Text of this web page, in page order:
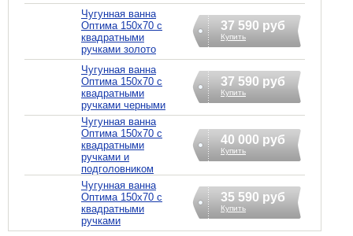
Чугунная ванна
Оптима 150х70 с
квадратными
ручками золото
37 590 руб
Купить
Чугунная ванна
Оптима 150х70 с
квадратными
ручками черными
37 590 руб
Купить
Чугунная ванна
Оптима 150х70 с
квадратными
ручками и
подголовником
40 000 руб
Купить
Чугунная ванна
Оптима 150х70 с
квадратными
ручками
35 590 руб
Купить